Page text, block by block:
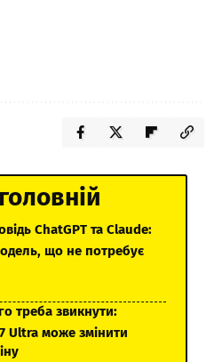
ChatGPT та Claude:
що не потребує
треба звикнути:
Ultra може змінити